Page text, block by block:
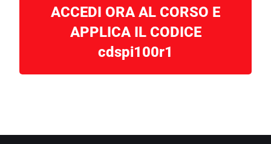
ACCEDI ORA AL CORSO E
APPLICA IL CODICE
cdspi100r1